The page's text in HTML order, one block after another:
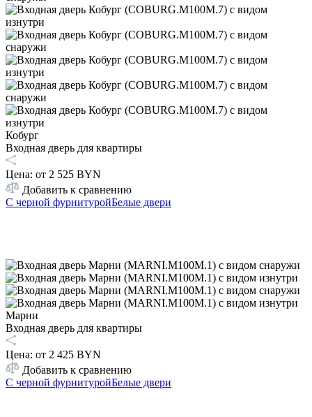
Кобург
Входная дверь для квартиры
Цена: от 2 525 BYN
Добавить к сравнению
С черной фурнитуройБелые двери
Марни
Входная дверь для квартиры
Цена: от 2 425 BYN
Добавить к сравнению
С черной фурнитуройБелые двери